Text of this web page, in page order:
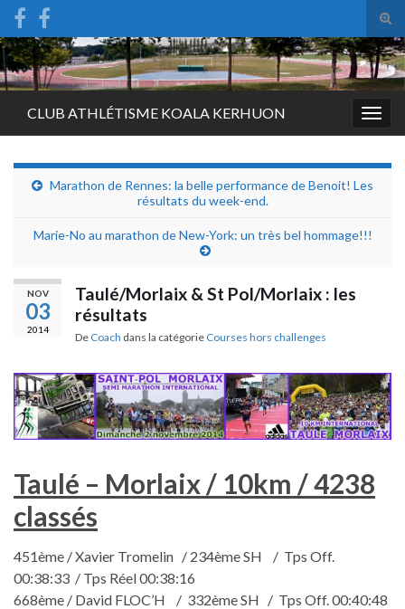
Search for:
CLUB ATHLÉTISME KOALA KERHUON
Marathon de Rennes: la belle performance de Benoit! Les
résultats du week-end.
Marie-No au marathon de New-York: un très bel hommage!!!
NOV
03
2014
Taulé/Morlaix & St Pol/Morlaix : les
résultats
De Coach dans la catégorie Courses hors challenges
Taulé – Morlaix / 10km / 4238
classés
451ème / Xavier Tromelin / 234ème SH / Tps Off.
00:38:33 / Tps Réel 00:38:16
668ème / David FLOC’H / 332ème SH / Tps Off. 00:40:48